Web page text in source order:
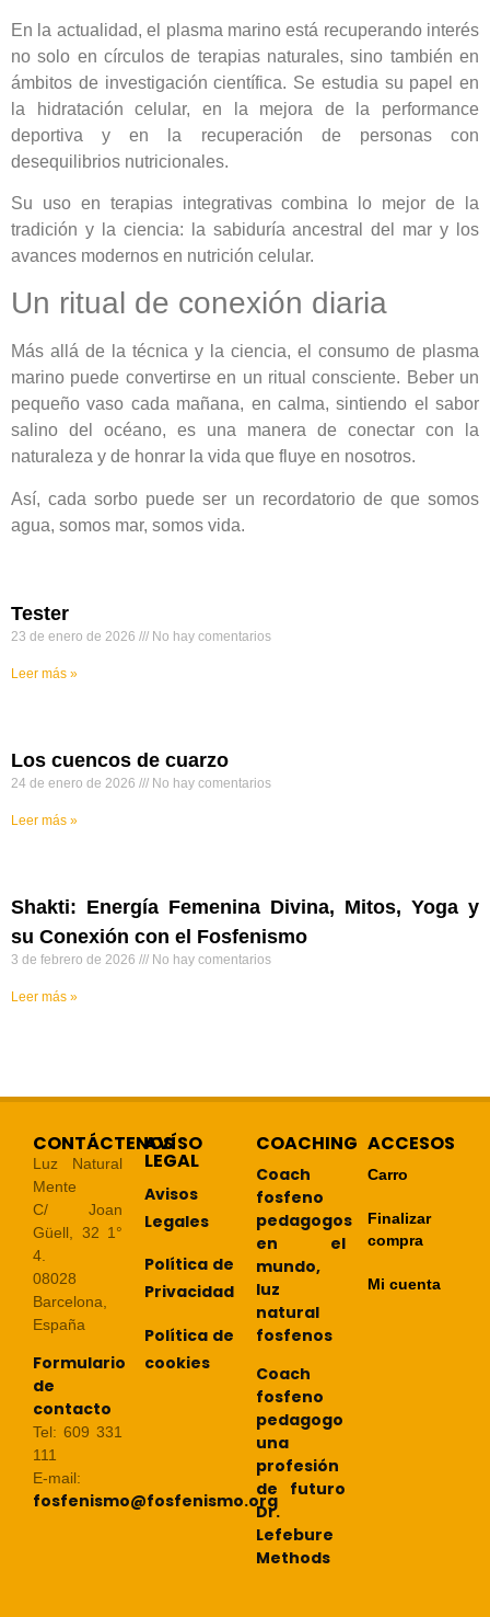
En la actualidad, el plasma marino está recuperando interés
no solo en círculos de terapias naturales, sino también en
ámbitos de investigación científica. Se estudia su papel en
la hidratación celular, en la mejora de la performance
deportiva y en la recuperación de personas con
desequilibrios nutricionales.
Su uso en terapias integrativas combina lo mejor de la
tradición y la ciencia: la sabiduría ancestral del mar y los
avances modernos en nutrición celular.
Un ritual de conexión diaria
Más allá de la técnica y la ciencia, el consumo de plasma
marino puede convertirse en un ritual consciente. Beber un
pequeño vaso cada mañana, en calma, sintiendo el sabor
salino del océano, es una manera de conectar con la
naturaleza y de honrar la vida que fluye en nosotros.
Así, cada sorbo puede ser un recordatorio de que somos
agua, somos mar, somos vida.
Tester
23 de enero de 2026 No hay comentarios
Leer más »
Los cuencos de cuarzo
24 de enero de 2026 No hay comentarios
Leer más »
Shakti: Energía Femenina Divina, Mitos, Yoga y
su Conexión con el Fosfenismo
3 de febrero de 2026 No hay comentarios
Leer más »
CONTÁCTENOS
Luz Natural
Mente
C/ Joan
Güell, 32 1°
4.
08028
Barcelona,
España
Formulario
de
contacto
Tel: 609 331
111
E-mail:
fosfenismo@fosfenismo.org
AVÍSO
LEGAL
Avisos
Legales
Política de
Privacidad
Política de
cookies
COACHING
Coach
fosfeno
pedagogos
en el
mundo,
luz
natural
fosfenos
Coach
fosfeno
pedagogo
una
profesión
de futuro
Dr.
Lefebure
Methods
ACCESOS
Carro
Finalizar
compra
Mi cuenta